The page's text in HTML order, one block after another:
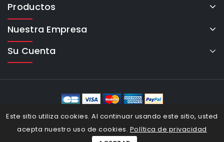
Productos
Nuestra Empresa
Su Cuenta
Este sitio utiliza cookies. Al continuar usando este sitio, usted
acepta nuestro uso de cookies. Política de privacidad
eCommerce Cybertron © 2026